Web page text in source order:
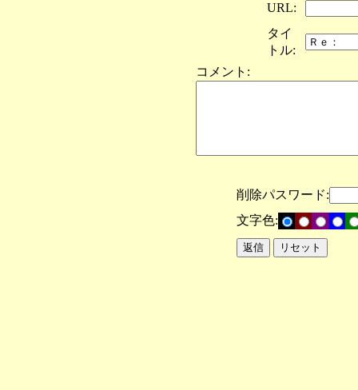
URL:
タイ
トル:
コメント:
削除パスワード:
文字色: